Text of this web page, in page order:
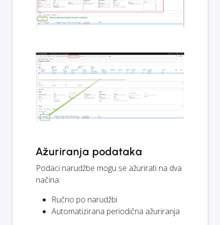
Ažuriranja podataka
Podaci narudžbe mogu se ažurirati na dva
načina:
Ručno po narudžbi
Automatizirana periodična ažuriranja